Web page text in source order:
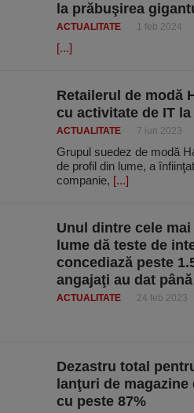
la prăbuşirea
ACTUALITATE 1 feb 2024
[...]
Retailerul de modă
cu activitate de IT
ACTUALITATE 7 iun 2023
Grupul suedez de modă
de profil din lume, a
companie, [...]
Unul dintre cele
lume dă teste de
concediază peste
angajaţi au dat
ACTUALITATE 24 feb 2023
Dezastru total
lanţuri de
cu peste 87%